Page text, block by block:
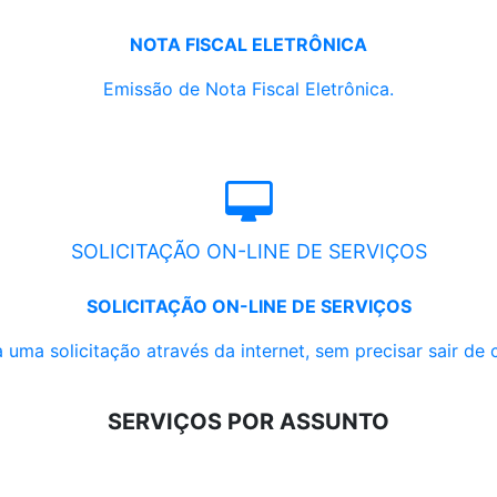
NOTA FISCAL ELETRÔNICA
Emissão de Nota Fiscal Eletrônica.
SOLICITAÇÃO ON-LINE DE SERVIÇOS
SOLICITAÇÃO ON-LINE DE SERVIÇOS
uma solicitação através da internet, sem precisar sair de
SERVIÇOS POR ASSUNTO